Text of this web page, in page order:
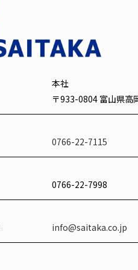
本社
〒933-0804 富山県高
0766-22-7115
0766-22-7998
info@saitaka.co.jp